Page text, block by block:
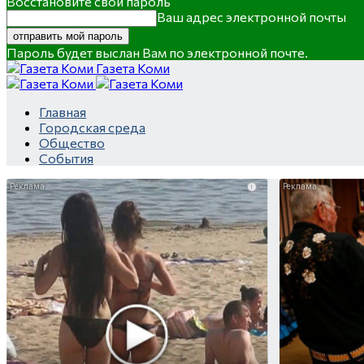
Ваш адрес электронной почты
Пароль будет выслан Вам по электронной почте.
Газета Коми
Главная
Городская среда
Общество
События
i